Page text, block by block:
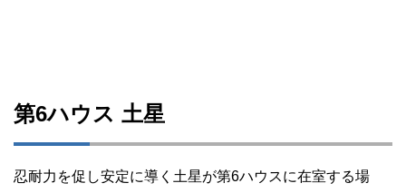
第6ハウス 土星
忍耐力を促し安定に導く土星が第6ハウスに在室する場